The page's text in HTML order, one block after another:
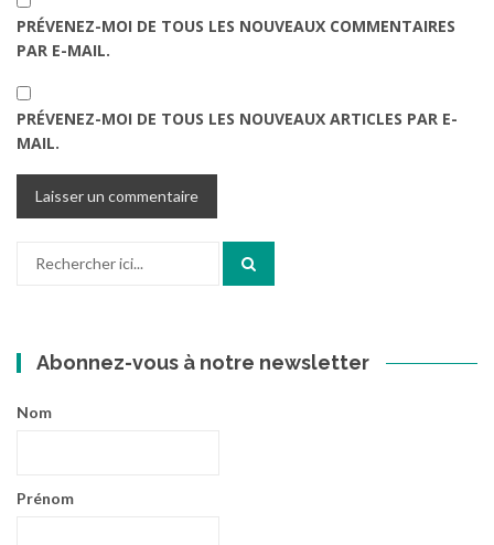
PRÉVENEZ-MOI DE TOUS LES NOUVEAUX COMMENTAIRES
PAR E-MAIL.
PRÉVENEZ-MOI DE TOUS LES NOUVEAUX ARTICLES PAR E-
MAIL.
Abonnez-vous à notre newsletter
Nom
Prénom